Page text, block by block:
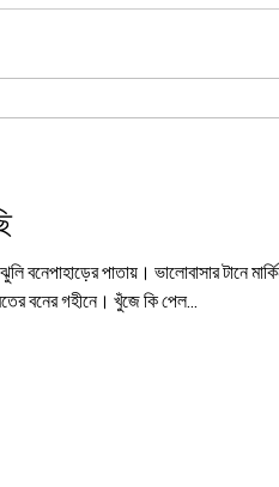
ভালোবাসার টানে মার্কিন প্রবাসী কর্পোরেট
ভারতের বনের গহীনে। খুঁজে কি পেল...